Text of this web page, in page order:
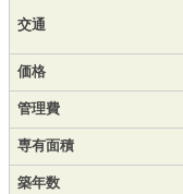
交通
価格
管理費
専有面積
築年数